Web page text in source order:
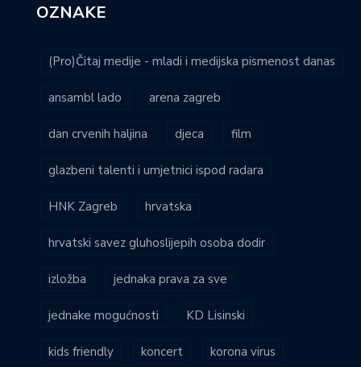
OZNAKE
(Pro)Čitaj medije - mladi i medijska pismenost danas
ansambl lado arena zagreb
dan crvenih haljina djeca film
glazbeni talenti i umjetnici ispod radara
HNK Zagreb hrvatska
hrvatski savez gluhoslijepih osoba dodir
izložba jednaka prava za sve
jednake mogućnosti KD Lisinski
kids friendly koncert korona virus